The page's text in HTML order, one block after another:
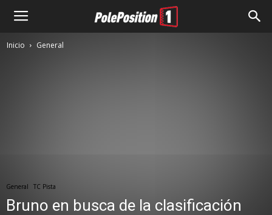
Inicio General
General TC Pista
Bruno en busca de la clasificación